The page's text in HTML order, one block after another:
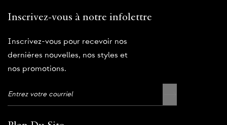
Inscrivez-vous à notre infolettre
Inscrivez-vous pour recevoir nos
dernières nouvelles, nos styles et
nos promotions.